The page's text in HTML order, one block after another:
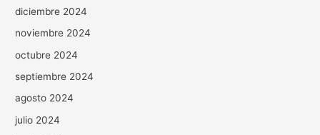
diciembre 2024
noviembre 2024
octubre 2024
septiembre 2024
agosto 2024
julio 2024